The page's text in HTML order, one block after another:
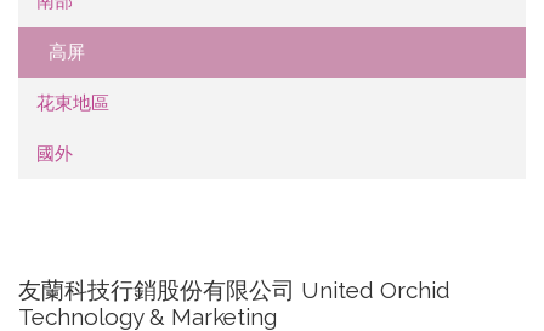
高屏
花東地區
國外
友蘭科技行銷股份有限公司 United Orchid
Technology & Marketing